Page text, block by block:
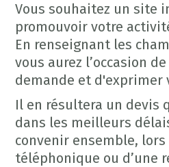
Vous souhaitez un site
promouvoir votre
En renseignant les
vous aurez l’occasion
demande et d'exprimer
Il en résultera un devis
dans les meilleurs
convenir ensemble,
téléphonique ou d’une